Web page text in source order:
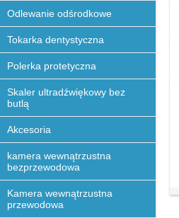
Odlewanie odśrodkowe
Tokarka dentystyczna
Polerka protetyczna
Skaler ultradźwiękowy bez
butlą
Akcesoria
kamera wewnątrzustna
bezprzewodowa
Kamera wewnątrzustna
przewodowa